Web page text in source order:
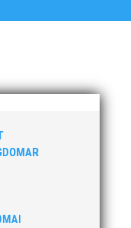
MAI
2014
i Atleticum, Malmö.